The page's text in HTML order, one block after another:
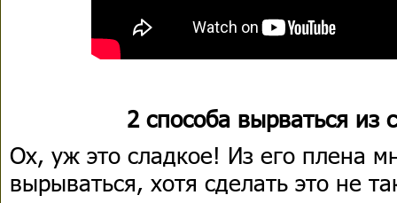
2 способа вырваться из
Ох, уж это сладкое! Из его плена
вырываться, хотя сделать это не